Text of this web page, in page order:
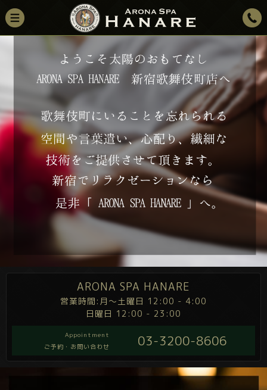
ARONA SPA HANARE
営業時間:月～土曜日 12:00 - 4:00
日曜日 12:00 - 23:00
Appointment
ご予約・お問い合わせ
03-3200-8606